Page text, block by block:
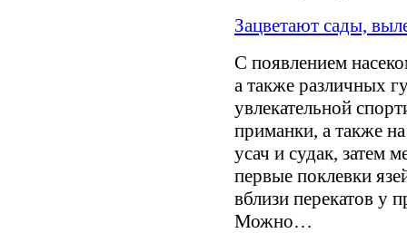
Зацветают сады,
С появлением
а также различных
увлекательной
приманки, а также
усач и судак, затем
первые поклевки
вблизи перекатов у
Можно…